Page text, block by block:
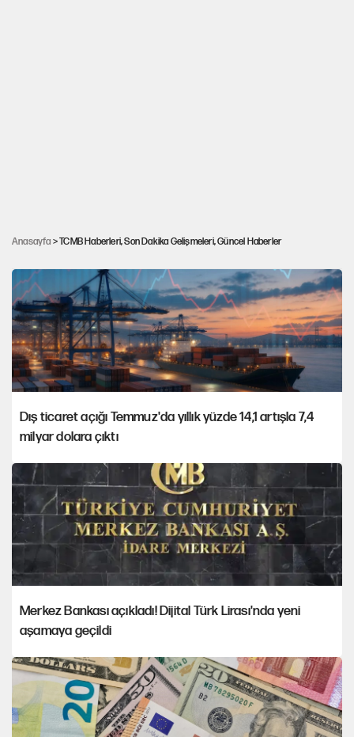
Anasayfa > TCMB Haberleri, Son Dakika Gelişmeleri, Güncel Haberler
koşuyor
Dış ticaret açığı Temmuz'da yıllık yüzde 14,1 artışla 7,4
milyar dolara çıktı
Merkez Bankası açıkladı! Dijital Türk Lirası'nda yeni
aşamaya geçildi